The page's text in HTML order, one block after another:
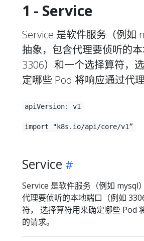
1 - Service
Service 是软件服务（例如
抽象，包含代理要侦听的
3306）和一个选择算符，
定哪些 Pod 将响应通过代
apiVersion: v1
import "k8s.io/api/core/v1”
Service
Service 是软件服务（例如 mysql
代理要侦听的本地端口（例如
符， 选择算符用来确定哪些 Pod
的请求。